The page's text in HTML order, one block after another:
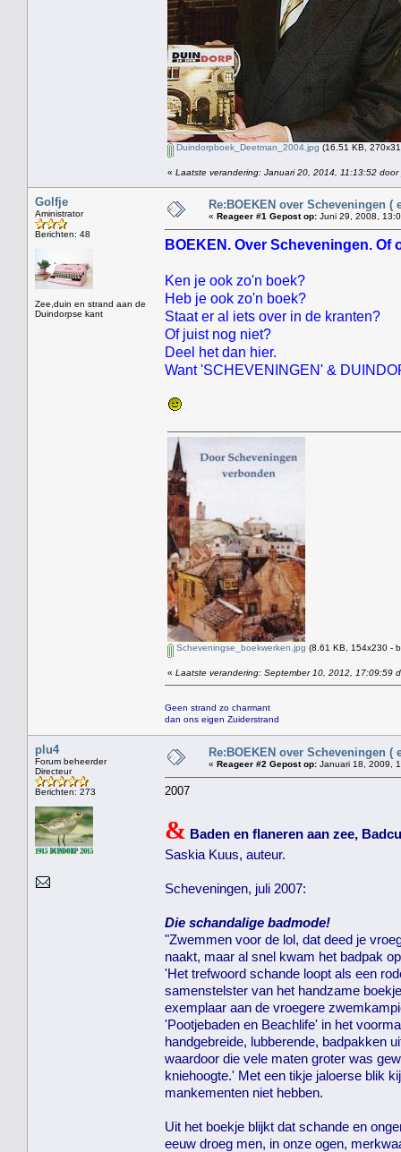
Duindorpboek_Deetman_2004.jpg (16.51 KB,
« Laatste verandering: Januari 20, 2014, 11:13:52 door
Golfje
Aministrator
Berichten: 48
Zee,duin en strand aan de
Duindorpse kant
Re:BOEKEN over Scheveningen (
« Reageer #1 Gepost op: Juni 29, 2008,
BOEKEN. Over Scheveningen.
Ken je ook zo'n boek?
Heb je ook zo'n boek?
Staat er al iets over in de kranten?
Of juist nog niet?
Deel het dan hier.
Want 'SCHEVENINGEN' &
Scheveningse_boekwerken.jpg (8.61 KB, 154x230 -
« Laatste verandering: September 10, 2012, 17:09:59
Geen strand zo charmant
dan ons eigen Zuiderstrand
plu4
Forum beheerder
Directeur
Berichten: 273
Re:BOEKEN over Scheveningen (
« Reageer #2 Gepost op: Januari 18, 2009,
2007
& Baden en flaneren aan zee,
Saskia Kuus, auteur.
Scheveningen, juli 2007:
Die schandalige badmode!
"Zwemmen voor de lol, dat deed je
naakt, maar al snel kwam het badpak
'Het trefwoord schande loopt als een
samenstelster van het handzame
exemplaar aan de vroegere
'Pootjebaden en Beachlife' in het
handgebreide, lubberende, badpakken
waardoor die vele maten groter was
kniehoogte.' Met een tikje jaloerse blik
mankementen niet hebben.
Uit het boekje blijkt dat schande en
eeuw droeg men, in onze ogen,